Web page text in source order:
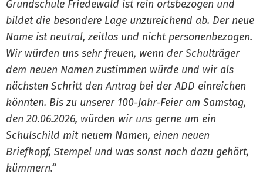
Grundschule Friedewald ist rein ortsbezogen und
bildet die besondere Lage unzureichend ab. Der neue
Name ist neutral, zeitlos und nicht personenbezogen.
Wir würden uns sehr freuen, wenn der Schulträger
dem neuen Namen zustimmen würde und wir als
nächsten Schritt den Antrag bei der ADD einreichen
könnten. Bis zu unserer 100-Jahr-Feier am Samstag,
den 20.06.2026, würden wir uns gerne um ein
Schulschild mit neuem Namen, einen neuen
Briefkopf, Stempel und was sonst noch dazu gehört,
kümmern.“